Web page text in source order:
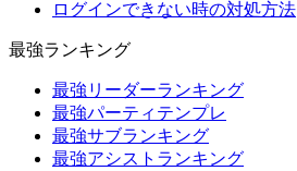
ログインできない時の対処方法
最強ランキング
最強リーダーランキング
最強パーティテンプレ
最強サブランキング
最強アシストランキング